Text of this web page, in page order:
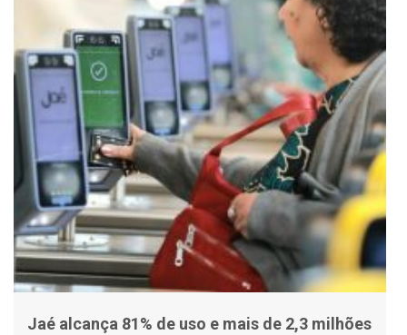
Jaé alcança 81% de uso e mais de 2,3 milhões